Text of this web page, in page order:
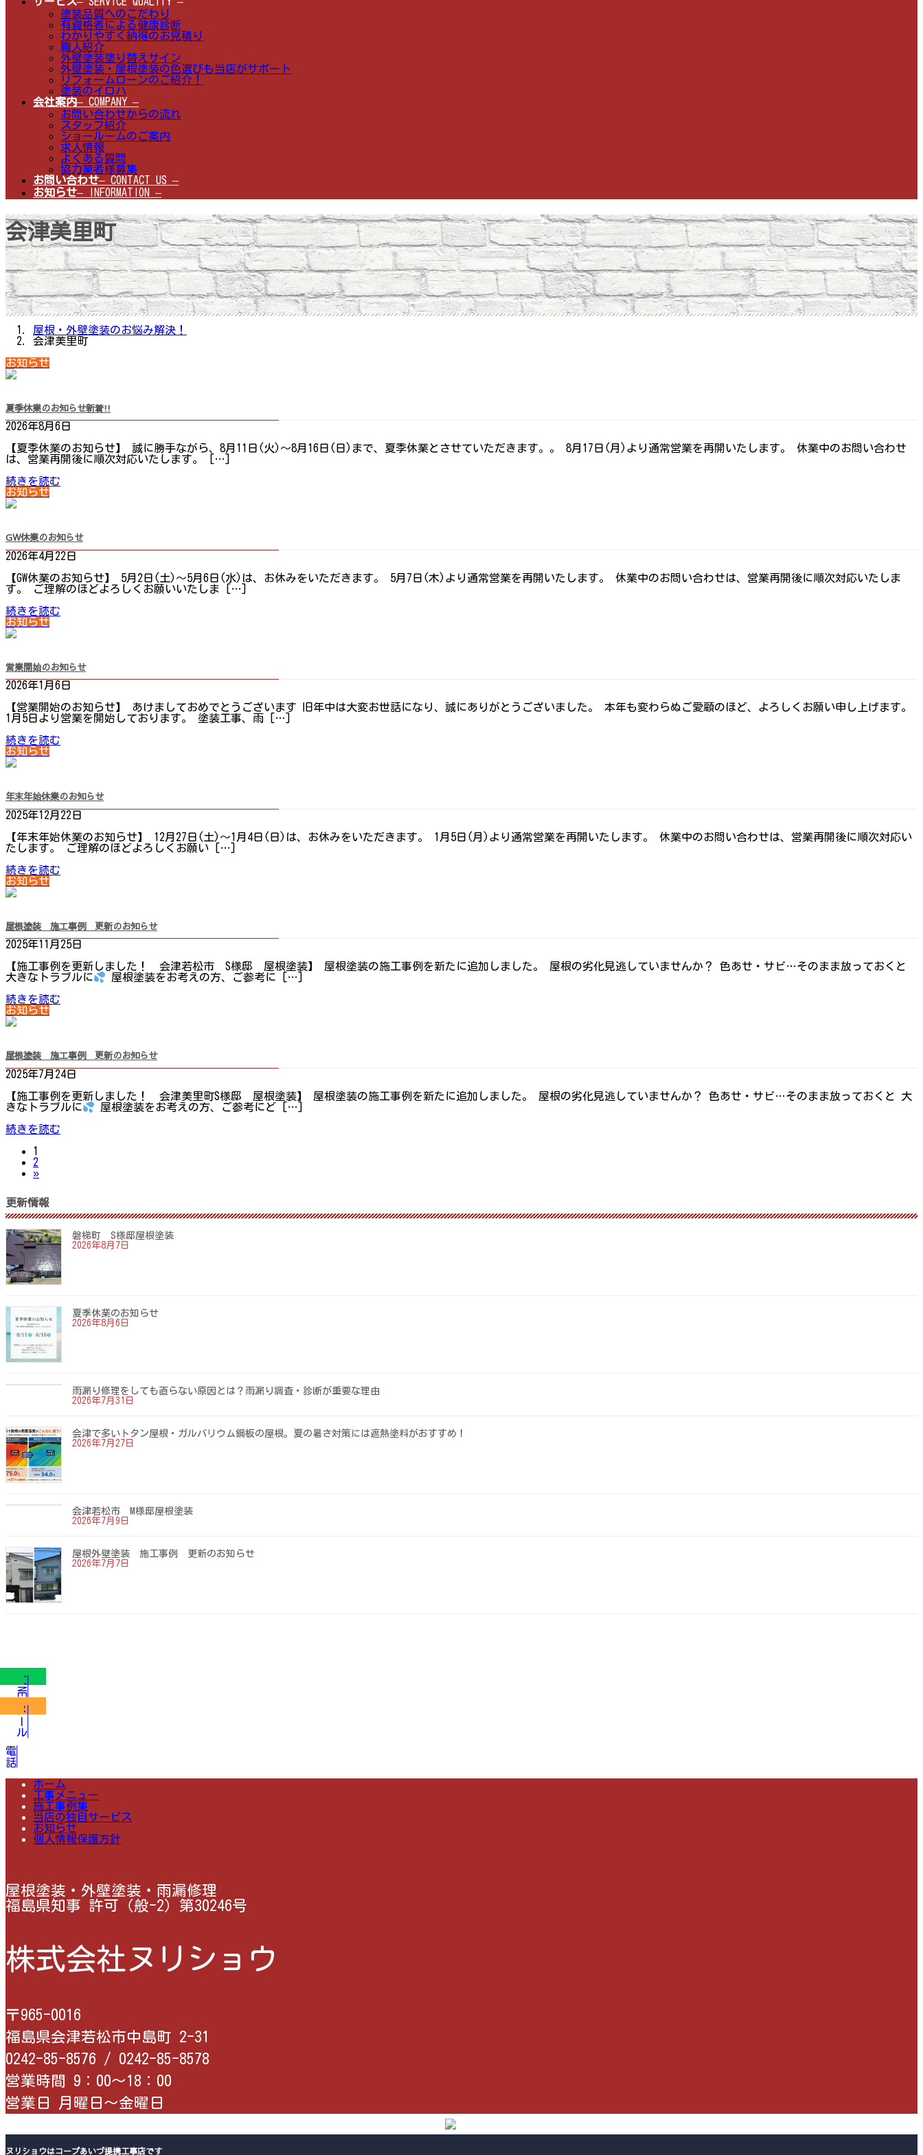
塗装品質へのこだわり
有資格者による健康診断
わかりやすく納得のお見積り
職人紹介
外壁塗装塗り替えサイン
外壁塗装・屋根塗装の色選びも当店がサポート
リフォームローンのご紹介！
塗装のイロハ
会社案内– COMPANY –
お問い合わせからの流れ
スタッフ紹介
ショールームのご案内
求人情報
よくある質問
協力業者様募集
お問い合わせ– CONTACT US –
お知らせ– INFORMATION –
会津美里町
屋根・外壁塗装のお悩み解決！
会津美里町
お知らせ
夏季休業のお知らせ新着!!
2026年8月6日
【夏季休業のお知らせ】 誠に勝手ながら、8月11日(火)～8月16日(日)まで、夏季休業とさせていただきます。。 8月17日(月)より通常営業を再開いたします。 休業中のお問い合わせ
は、営業再開後に順次対応いたします。 […]
続きを読む
お知らせ
GW休業のお知らせ
2026年4月22日
【GW休業のお知らせ】 5月2日(土)～5月6日(水)は、お休みをいただきます。 5月7日(木)より通常営業を再開いたします。 休業中のお問い合わせは、営業再開後に順次対応いたしま
す。 ご理解のほどよろしくお願いいたしま […]
続きを読む
お知らせ
営業開始のお知らせ
2026年1月6日
【営業開始のお知らせ】 あけましておめでとうございます 旧年中は大変お世話になり、誠にありがとうございました。 本年も変わらぬご愛顧のほど、よろしくお願い申し上げます。
1月5日より営業を開始しております。 塗装工事、雨 […]
続きを読む
お知らせ
年末年始休業のお知らせ
2025年12月22日
【年末年始休業のお知らせ】 12月27日(土)～1月4日(日)は、お休みをいただきます。 1月5日(月)より通常営業を再開いたします。 休業中のお問い合わせは、営業再開後に順次対応い
たします。 ご理解のほどよろしくお願い […]
続きを読む
お知らせ
屋根塗装 施工事例 更新のお知らせ
2025年11月25日
【施工事例を更新しました！ 会津若松市 S様邸 屋根塗装】 屋根塗装の施工事例を新たに追加しました。 屋根の劣化見逃していませんか？ 色あせ・サビ…そのまま放っておくと
大きなトラブルに
屋根塗装をお考えの方、ご参考に […]
続きを読む
お知らせ
屋根塗装 施工事例 更新のお知らせ
2025年7月24日
【施工事例を更新しました！ 会津美里町S様邸 屋根塗装】 屋根塗装の施工事例を新たに追加しました。 屋根の劣化見逃していませんか？ 色あせ・サビ…そのまま放っておくと 大
きなトラブルに
屋根塗装をお考えの方、ご参考にど […]
続きを読む
の
ペ
ー
ジ
送
り
固
定
ペ
1
固
定
ジ
2
»
更新情報
磐梯町 S様邸屋根塗装
2026年8月7日
夏季休業のお知らせ
2026年8月6日
雨漏り修理をしても直らない原因とは？雨漏り調査・診断が重要な理由
2026年7月31日
会津で多いトタン屋根・ガルバリウム鋼板の屋根。夏の暑さ対策には遮熱塗料がおすすめ！
2026年7月27日
会津若松市 M様邸屋根塗装
2026年7月9日
屋根外壁塗装 施工事例 更新のお知らせ
2026年7月7日
LINE
メール
電話
ホーム
工事メニュー
施工事例集
当店の独自サービス
お知らせ
個人情報保護方針
屋根塗装・外壁塗装・雨漏修理
福島県知事 許可（般-2）第30246号
株式会社ヌリショウ
〒965-0016
福島県会津若松市中島町 2-31
0242-85-8576 / 0242-85-8578
営業時間 9：00〜18：00
営業日 月曜日〜金曜日
ヌリショウはコープあいづ提携工事店です